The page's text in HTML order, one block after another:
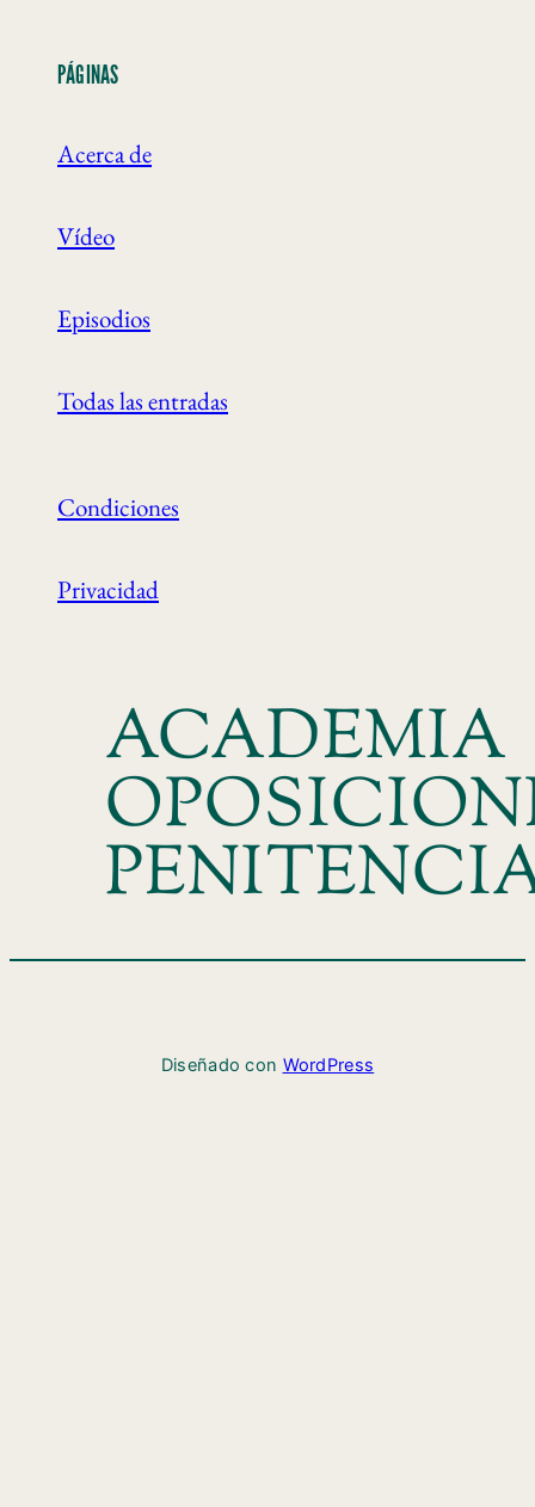
PÁGINAS
Acerca de
Vídeo
Episodios
Todas las entradas
Condiciones
Privacidad
ACADEMIA
Diseñado con WordPress